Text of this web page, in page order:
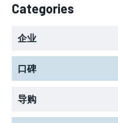
LIFESTYLE
LIFESTYLE
LIFESTYLE
Categories
企业
口碑
导购